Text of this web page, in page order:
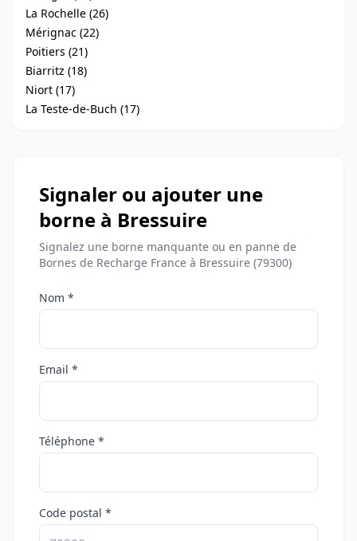
La Rochelle (26)
Mérignac (22)
Poitiers (21)
Biarritz (18)
Niort (17)
La Teste-de-Buch (17)
Signaler ou ajouter une
borne à Bressuire
Signalez une borne manquante ou en panne de
Bornes de Recharge France à Bressuire (79300)
Nom *
Email *
Téléphone *
Code postal *